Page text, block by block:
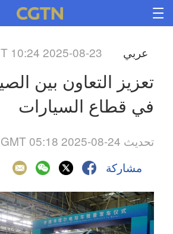
عربي 10:24 2025-08-23
في قطاع السيارات
تحديث GMT 05:18 2025-08-24
مشاركة